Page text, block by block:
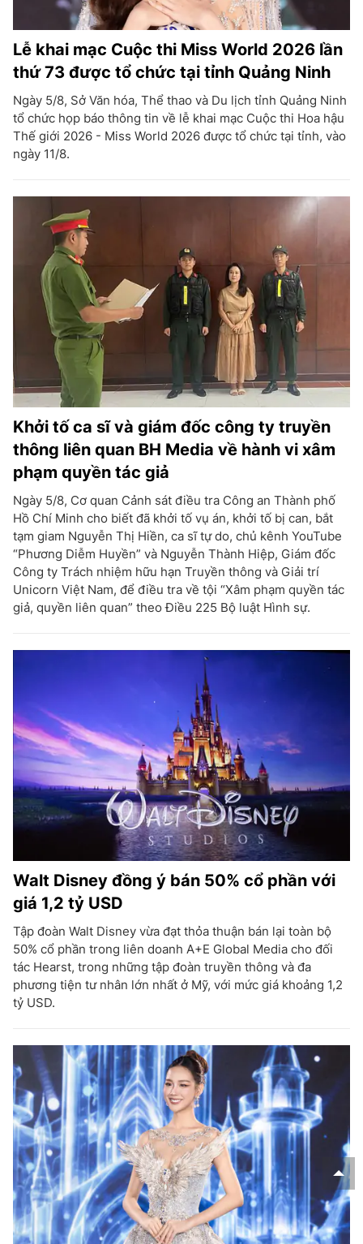
Lễ khai mạc Cuộc thi Miss World 2026 lần
thứ 73 được tổ chức tại tỉnh Quảng Ninh
Ngày 5/8, Sở Văn hóa, Thể thao và Du lịch tỉnh Quảng Ninh
tổ chức họp báo thông tin về lễ khai mạc Cuộc thi Hoa hậu
Thế giới 2026 - Miss World 2026 được tổ chức tại tỉnh, vào
ngày 11/8.
Khởi tố ca sĩ và giám đốc công ty truyền
thông liên quan BH Media về hành vi xâm
phạm quyền tác giả
Ngày 5/8, Cơ quan Cảnh sát điều tra Công an Thành phố
Hồ Chí Minh cho biết đã khởi tố vụ án, khởi tố bị can, bắt
tạm giam Nguyễn Thị Hiền, ca sĩ tự do, chủ kênh YouTube
“Phương Diễm Huyền” và Nguyễn Thành Hiệp, Giám đốc
Công ty Trách nhiệm hữu hạn Truyền thông và Giải trí
Unicorn Việt Nam, để điều tra về tội “Xâm phạm quyền tác
giả, quyền liên quan” theo Điều 225 Bộ luật Hình sự.
Walt Disney đồng ý bán 50% cổ phần với
giá 1,2 tỷ USD
Tập đoàn Walt Disney vừa đạt thỏa thuận bán lại toàn bộ
50% cổ phần trong liên doanh A+E Global Media cho đối
tác Hearst, trong những tập đoàn truyền thông và đa
phương tiện tư nhân lớn nhất ở Mỹ, với mức giá khoảng 1,2
tỷ USD.